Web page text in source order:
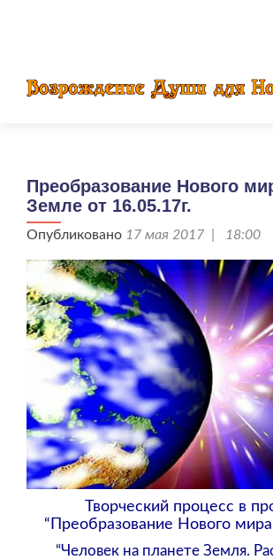
Преобразование Нового
Земле от 16.05.17г.
Опубликовано 17 мая 2017 | 18:00
Творческий процесс в
“Преобразование Нового
“Человек на планете Земля.